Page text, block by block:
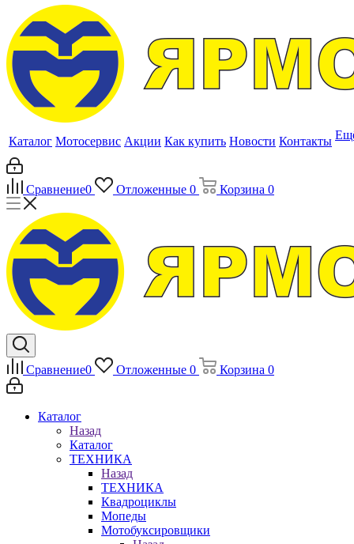
Каталог Мотосервис Акции Как купить Новости Контакты
Сравнение0 Отложенные 0 Корзина 0
Сравнение0 Отложенные 0 Корзина 0
Каталог
Назад
Каталог
ТЕХНИКА
Назад
ТЕХНИКА
Квадроциклы
Мопеды
Мотобуксировщики